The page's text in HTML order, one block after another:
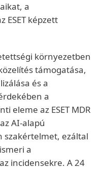
, a
ESET képzett
környezetben
támogatása,
és a
a
eleme az ESET MDR
AI-alapú
szakértelmet, ezáltal
a
incidensekre. A 24